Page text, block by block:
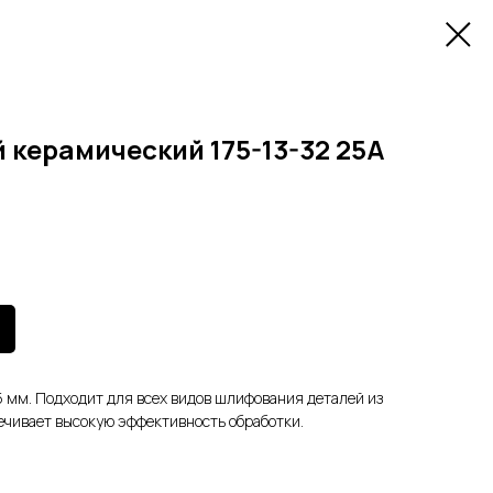
175-13-32 25А
мм. Подходит для всех видов шлифования деталей из
высокую эффективность обработки.